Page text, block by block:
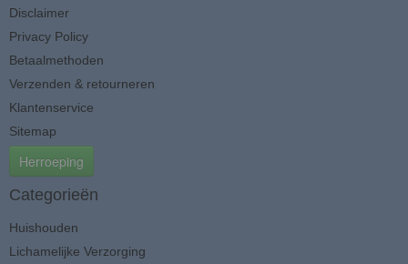
Disclaimer
Privacy Policy
Betaalmethoden
Verzenden & retourneren
Klantenservice
Sitemap
Herroeping
Categorieën
Huishouden
Lichamelijke Verzorging